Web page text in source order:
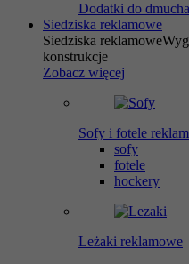
Dodatki do
Siedziska reklamowe
Siedziska reklamowe
konstrukcje
Zobacz więcej
Sofy i fotele
sofy
fotele
hockery
Leżaki reklamowe